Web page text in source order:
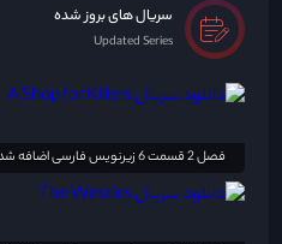
سریال های بروز شده
Updated Series
فصل 2 قسمت 6 زیرنویس فارسی اضافه شد